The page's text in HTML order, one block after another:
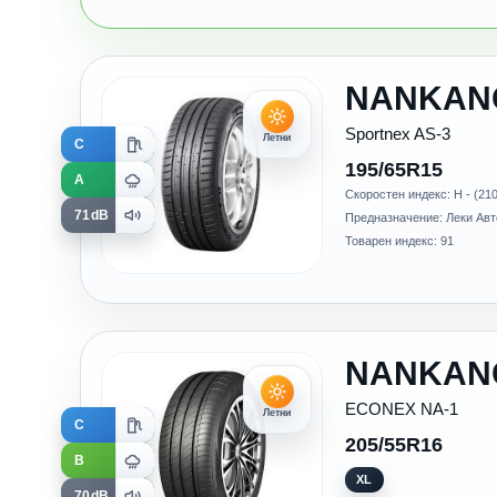
Летни Sportnex AS-3
195/65R15
C
A
71dB
Скоростен индекс: H -
Предназначение: Леки
Товарен индекс: 91
Летни ECONEX NA-1
205/55R16
C
B
XL